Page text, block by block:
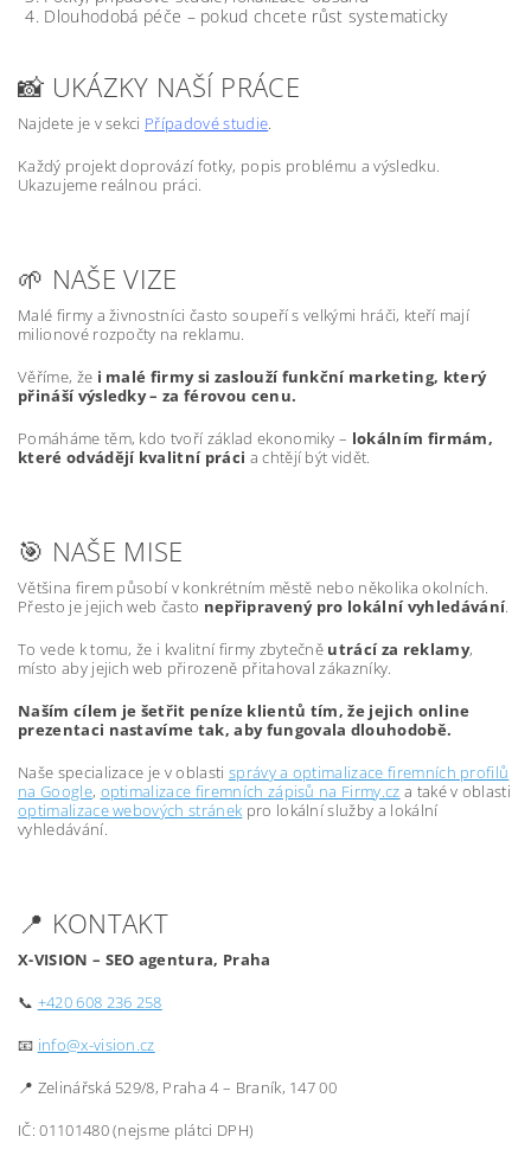
Dlouhodobá péče – pokud chcete růst systematicky
📸 UKÁZKY NAŠÍ PRÁCE
Najdete je v sekci Případové studie.
Každý projekt doprovází fotky, popis problému a výsledku.
Ukazujeme reálnou práci.
🌱 NAŠE VIZE
Malé firmy a živnostníci často soupeří s velkými hráči, kteří mají
milionové rozpočty na reklamu.
Věříme, že i malé firmy si zaslouží funkční marketing, který
přináší výsledky – za férovou cenu.
Pomáháme těm, kdo tvoří základ ekonomiky – lokálním firmám,
které odvádějí kvalitní práci a chtějí být vidět.
🎯 NAŠE MISE
Většina firem působí v konkrétním městě nebo několika okolních.
Přesto je jejich web často nepřipravený pro lokální vyhledávání.
To vede k tomu, že i kvalitní firmy zbytečně utrácí za reklamy,
místo aby jejich web přirozeně přitahoval zákazníky.
Naším cílem je šetřit peníze klientů tím, že jejich online
prezentaci nastavíme tak, aby fungovala dlouhodobě.
Naše specializace je v oblasti správy a optimalizace firemních profilů
na Google, optimalizace firemních zápisů na Firmy.cz a také v oblasti
optimalizace webových stránek pro lokální služby a lokální
vyhledávání.
📍 KONTAKT
X-VISION – SEO agentura, Praha
📞 +420 608 236 258
📧 info@x-vision.cz
📍 Zelinářská 529/8, Praha 4 – Braník, 147 00
IČ: 01101480 (nejsme plátci DPH)